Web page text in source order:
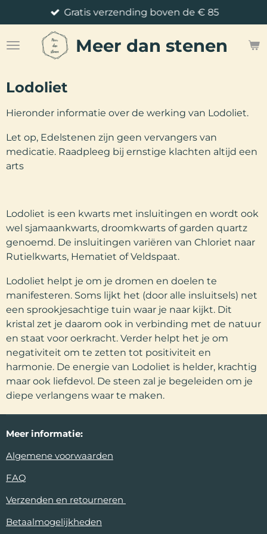
direct
naar
Meer dan stenen
Gratis verzending boven de € 85
Lodoliet
Hieronder informatie over de werking van Lodoliet.
Let op, Edelstenen zijn geen vervangers van
medicatie. Raadpleeg bij ernstige klachten altijd een
arts
Lodoliet is een kwarts met insluitingen en wordt ook
wel sjamaankwarts, droomkwarts of garden quartz
genoemd. De insluitingen variëren van Chloriet naar
Rutielkwarts, Hematiet of Veldspaat.
Lodoliet helpt je om je dromen en doelen te
manifesteren. Soms lijkt het (door alle insluitsels) net
een sprookjesachtige tuin waar je naar kijkt. Dit
kristal zet je daarom ook in verbinding met de natuur
en staat voor oerkracht. Verder helpt het je om
negativiteit om te zetten tot positiviteit en
harmonie. De energie van Lodoliet is helder, krachtig
maar ook liefdevol. De steen zal je begeleiden om je
diepe verlangens waar te maken.
Meer informatie:
Algemene voorwaarden
FAQ
Verzenden en retourneren
Betaalmogelijkheden